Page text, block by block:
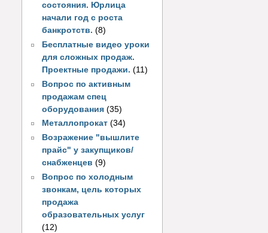
состояния. Юрлица
начали год с роста
банкротств. (8)
Бесплатные видео уроки
для сложных продаж.
Проектные продажи. (11)
Вопрос по активным
продажам спец
оборудования (35)
Металлопрокат (34)
Возражение "вышлите
прайс" у закупщиков/
снабженцев (9)
Вопрос по холодным
звонкам, цель которых
продажа
образовательных услуг
(12)